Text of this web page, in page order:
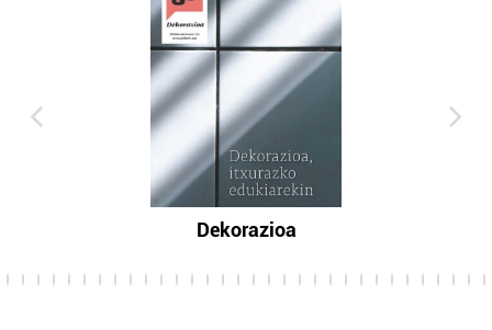
Dekorazioa